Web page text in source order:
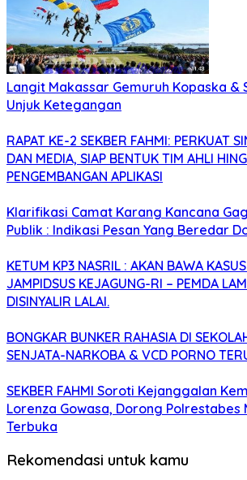
Langit Makassar Gemuruh Kopaska &
Unjuk Ketegangan
RAPAT KE-2 SEKBER FAHMI: PERKUAT
DAN MEDIA, SIAP BENTUK TIM AHLI
PENGEMBANGAN APLIKASI
Klarifikasi Camat Karang Kancana
Publik : Indikasi Pesan Yang Beredar
KETUM KP3 NASRIL : AKAN BAWA
JAMPIDSUS KEJAGUNG-RI – PEMDA
DISINYALIR LALAI.
BONGKAR BUNKER RAHASIA DI
SENJATA-NARKOBA & VCD PORNO
SEKBER FAHMI Soroti Kejanggalan
Lorenza Gowasa, Dorong Polrestabes
Terbuka
Rekomendasi untuk kamu